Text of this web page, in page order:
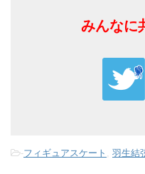
みんなに
-フィギュアスケート 羽生結